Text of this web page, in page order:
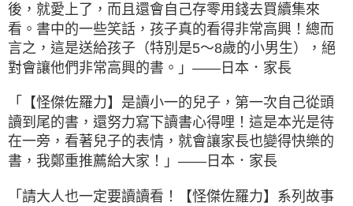
後，就愛上了，而且還會自己存零用錢去買續集來
看。書中的一些笑話，孩子真的看得非常高興！總而
言之，這是送給孩子（特別是5〜8歲的小男生），絕
對會讓他們非常高興的書。」——日本．家長
「【怪傑佐羅力】是讀小一的兒子，第一次自己從頭
讀到尾的書，還努力寫下讀書心得哩！這是本光是待
在一旁，看著兒子的表情，就會讓家長也變得快樂的
書，我鄭重推薦給大家！」——日本．家長
「請大人也一定要讀讀看！【怪傑佐羅力】系列故事